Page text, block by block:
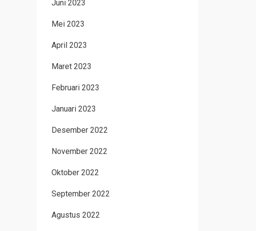
Juni 2023
Mei 2023
April 2023
Maret 2023
Februari 2023
Januari 2023
Desember 2022
November 2022
Oktober 2022
September 2022
Agustus 2022